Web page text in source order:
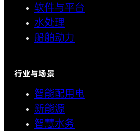
软件与平台
水处理
船舶动力
行业与场景
智能配用电
新能源
智慧水务